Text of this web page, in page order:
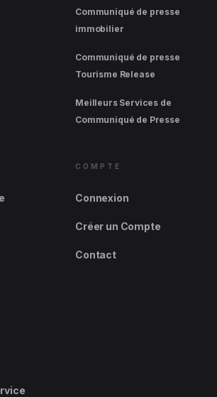
Communiqué de presse
immobilier
Communiqué de presse
Tourisme Release
Meilleurs Services de
Communiqué de Presse
COMPTE
Connexion
Créer un Compte
Contact